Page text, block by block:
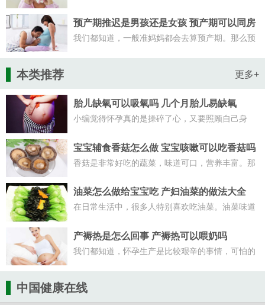
预防呢？
预产期推迟是男孩还是女孩 预产期可以同房
么
我们都知道，一般准妈妈都会去算预产期。那么预
本类推荐 更多+
胎儿缺氧可以吸氧吗 几个月胎儿易缺氧
小编觉得怀孕真的是操碎了心，又要照顾自己身
缺氧？
宝宝辅食香菇怎么做 宝宝咳嗽可以吃香菇吗
香菇是非常好吃的蔬菜，味道可口，营养丰富。那
食的做法，希望对大家有用！
油菜怎么做给宝宝吃 产妇油菜的做法大全
在日常生活中，很多人特别喜欢吃油菜。油菜味道
和小编看看吧！
产褥热是怎么回事 产褥热可以喂奶吗
我们都知道，怀孕生产是比较艰辛的事情，可怕的
中国健康在线